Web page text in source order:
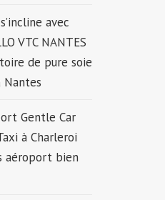
avec
VTC NANTES
de pure soie
Nantes
Gentle Car
à Charleroi
aéroport bien